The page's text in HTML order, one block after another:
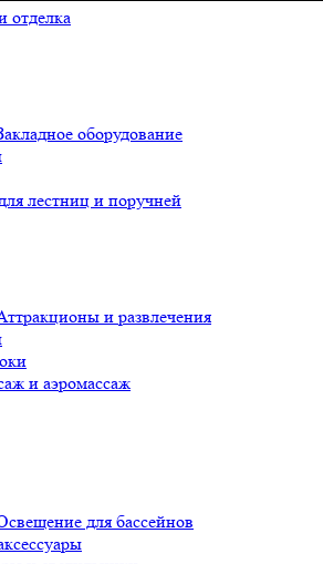
отделка
оборудование
лестниц и поручней
и развлечения
и аэромассаж
для бассейнов